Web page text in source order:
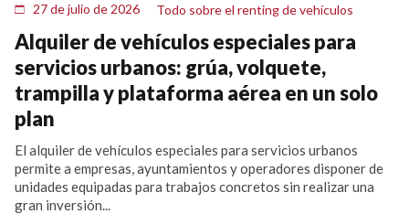
27 de julio de 2026 Todo sobre el renting de vehículos
Alquiler de vehículos especiales para
servicios urbanos: grúa, volquete,
trampilla y plataforma aérea en un solo
plan
El alquiler de vehículos especiales para servicios urbanos
permite a empresas, ayuntamientos y operadores disponer de
unidades equipadas para trabajos concretos sin realizar una
gran inversión...